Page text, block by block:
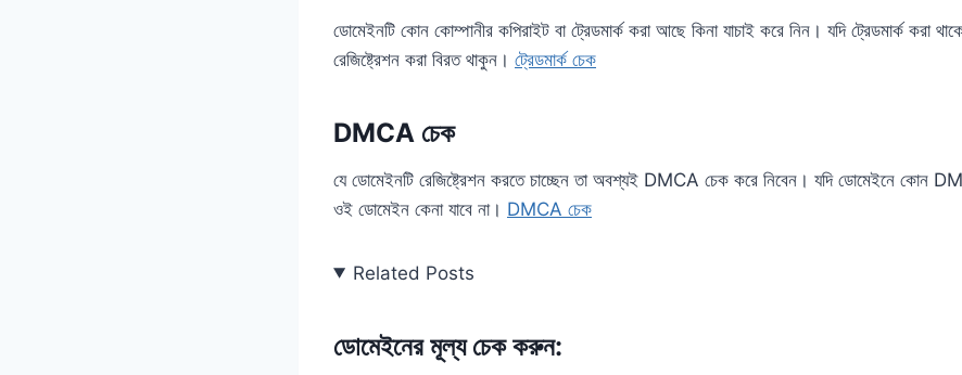
ডোমেইনটি কোন কোম্পানীর কপিরাইট বা ট্রেডমার্ক করা আছে কিনা যাচাই করে নিন। যদি ট্রেডমার্ক করা
রেজিষ্ট্রেশন করা বিরত থাকুন। ট্রেডমার্ক চেক
DMCA চেক
যে ডোমেইনটি রেজিষ্ট্রেশন করতে চাচ্ছেন তা অবশ্যই DMCA চেক করে নিবেন। যদি ডোমেইনে কোন
ওই ডোমেইন কেনা যাবে না। DMCA চেক
Related Posts
ডোমেইনের মূল্য চেক করুন: